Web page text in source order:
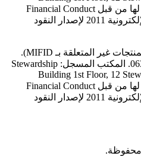
Currency Cloud Limited مصرح لها من قبل Financial Conduct
Authority بموجب لوائح النقود الإلكترونية 2011 لإصدار النقود
The Currency Cloud Limited (المنتجات غير المتعلقة بـ MIFID).
مسجلة في إنجلترا برقم 06323311. المكتب المسجل: Stewardship
Building 1st Floor, 12
Currency Cloud Limited مصرح لها من قبل Financial Conduct
Authority بموجب لوائح النقود الإلكترونية 2011 لإصدار النقود